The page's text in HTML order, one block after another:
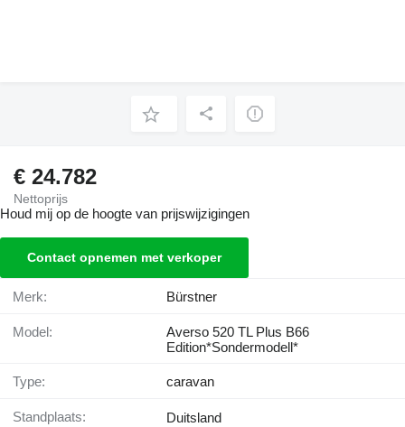
€ 24.782
Nettoprijs
Houd mij op de hoogte van prijswijzigingen
Contact opnemen met verkoper
Merk: Bürstner
Model:
Averso 520 TL Plus B66
Edition*Sondermodell*
Type: caravan
Standplaats:
Duitsland